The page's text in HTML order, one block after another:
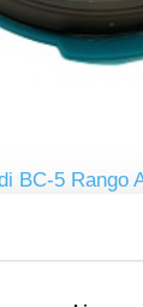
BC-5 Rango